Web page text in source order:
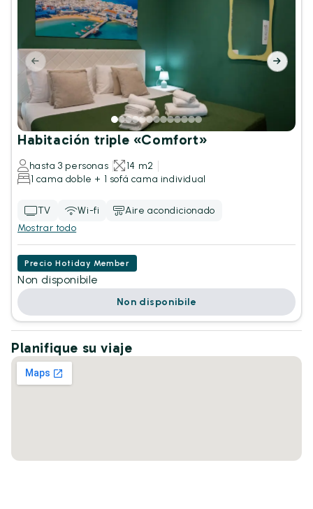
Habitación triple «Comfort»
hasta 3 personas
14 m2
1 cama doble + 1 sofá cama individual
TV Wi-fi
Aire acondicionado
Mostrar todo
Precio Hotiday Member
Non disponibile
Non disponibile
Planifique su viaje